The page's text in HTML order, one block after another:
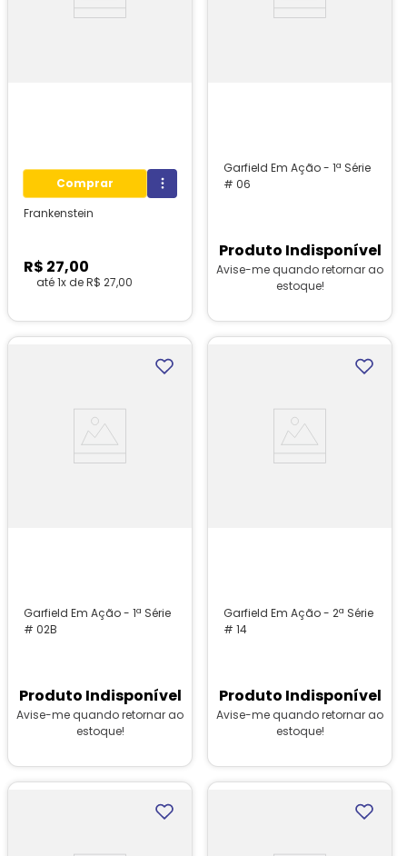
Comprar
Frankenstein
R$ 27,00
até1x deR$ 27,00
Garfield Em Ação - 1ª Série
# 06
Produto Indisponível
Avise-me quando retornar ao
estoque!
Garfield Em Ação - 1ª Série
# 02B
Produto Indisponível
Avise-me quando retornar ao
estoque!
Garfield Em Ação - 2ª Série
# 14
Produto Indisponível
Avise-me quando retornar ao
estoque!